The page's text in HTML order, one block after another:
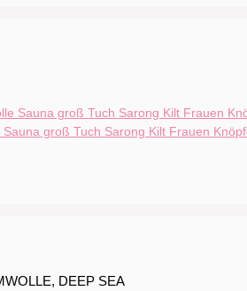
groß Tuch Sarong Kilt Frauen
DEEP SEA